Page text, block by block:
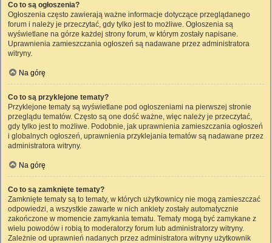
Co to są ogłoszenia?
Ogłoszenia często zawierają ważne informacje dotyczące przeglądanego
forum i należy je przeczytać, gdy tylko jest to możliwe. Ogłoszenia są
wyświetlane na górze każdej strony forum, w którym zostały napisane.
Uprawnienia zamieszczania ogłoszeń są nadawane przez administratora
witryny.
Na górę
Co to są przyklejone tematy?
Przyklejone tematy są wyświetlane pod ogłoszeniami na pierwszej stronie
przeglądu tematów. Często są one dość ważne, więc należy je przeczytać,
gdy tylko jest to możliwe. Podobnie, jak uprawnienia zamieszczania ogłoszeń
i globalnych ogłoszeń, uprawnienia przyklejania tematów są nadawane przez
administratora witryny.
Na górę
Co to są zamknięte tematy?
Zamknięte tematy są to tematy, w których użytkownicy nie mogą zamieszczać
odpowiedzi, a wszystkie zawarte w nich ankiety zostały automatycznie
zakończone w momencie zamykania tematu. Tematy mogą być zamykane z
wielu powodów i robią to moderatorzy forum lub administratorzy witryny.
Zależnie od uprawnień nadanych przez administratora witryny użytkownik